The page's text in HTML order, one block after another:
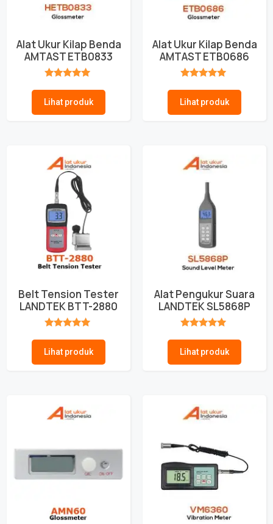
Alat Ukur Kilap Benda
AMTAST ETB0833
Lihat produk
Alat Ukur Kilap Benda
AMTAST ETB0686
Lihat produk
Belt Tension Tester
LANDTEK BTT-2880
Lihat produk
Alat Pengukur Suara
LANDTEK SL5868P
Lihat produk